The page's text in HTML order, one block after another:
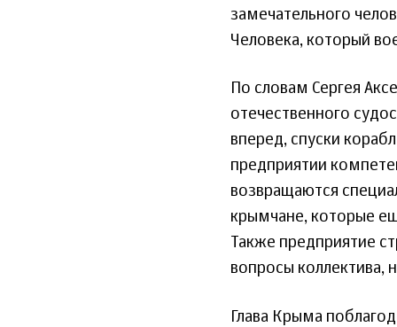
замечательного
Человека, который
По словам Сергея
отечественного
вперед, спуски
предприятии
возвращаются
крымчане, которые
Также предприятие
вопросы коллектива,
Глава Крыма